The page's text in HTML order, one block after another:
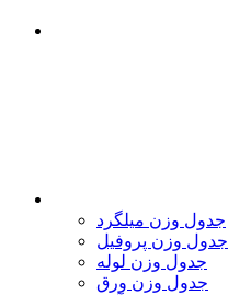
جدول وزن میلگرد
جدول وزن پروفیل
جدول وزن لوله
جدول وزن ورق